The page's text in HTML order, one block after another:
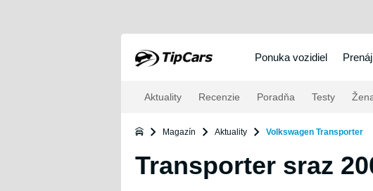
Ponuka vozidiel
Aktuality Recenzie Poradňa Testy
Magazín Aktuality Volkswagen Transporter
Transporter sraz